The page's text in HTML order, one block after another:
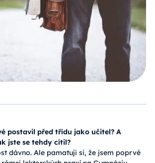
postavil před třídu jako učitel? A
jste se tehdy cítil?
dávno. Ale pamatuji si, že jsem poprvé